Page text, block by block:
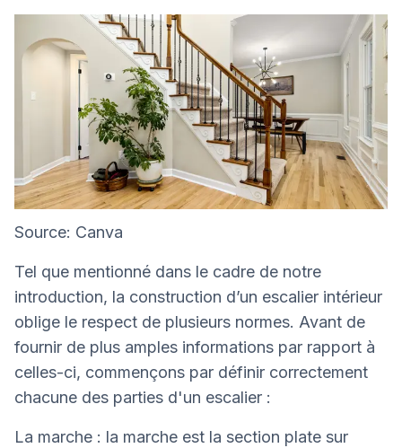
Source: Canva
Tel que mentionné dans le cadre de notre
introduction, la construction d’un escalier intérieur
oblige le respect de plusieurs normes. Avant de
fournir de plus amples informations par rapport à
celles-ci, commençons par définir correctement
chacune des parties d'un escalier :
La marche : la marche est la section plate sur